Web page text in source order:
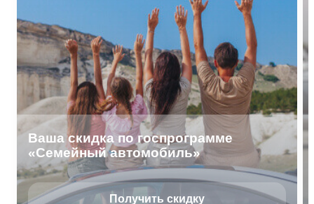
Ваша скидка по госпрограмме
«Семейный автомобиль»
Получить скидку